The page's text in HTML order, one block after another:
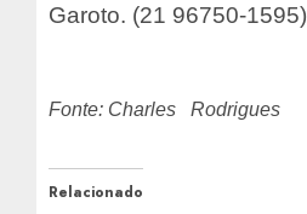
Garoto. (21 96750-1595)
Fonte: Charles Rodrigues
Relacionado